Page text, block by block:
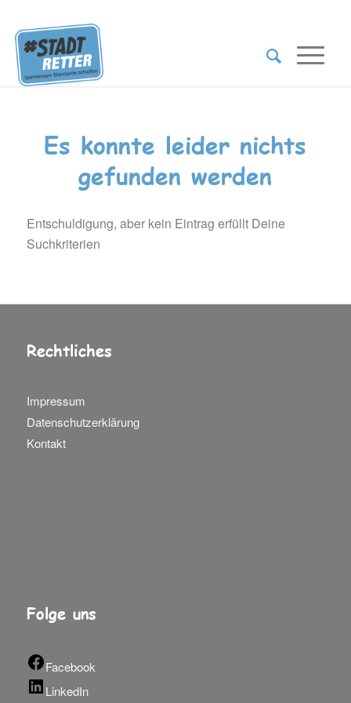
Es konnte leider nichts
gefunden werden
Entschuldigung, aber kein Eintrag erfüllt Deine
Suchkriterien
Rechtliches
Impressum
Datenschutzerklärung
Kontakt
Folge uns
Facebook
LinkedIn